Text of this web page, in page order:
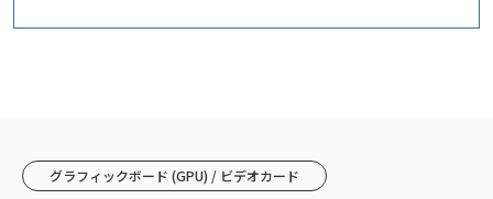
グラフィックボード (GPU) / ビデオカード